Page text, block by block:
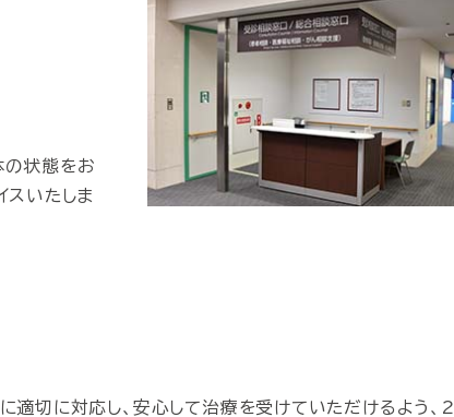
の状態をお
スいたしま
適切に対応し、安心して治療を受けていただけるよう、2